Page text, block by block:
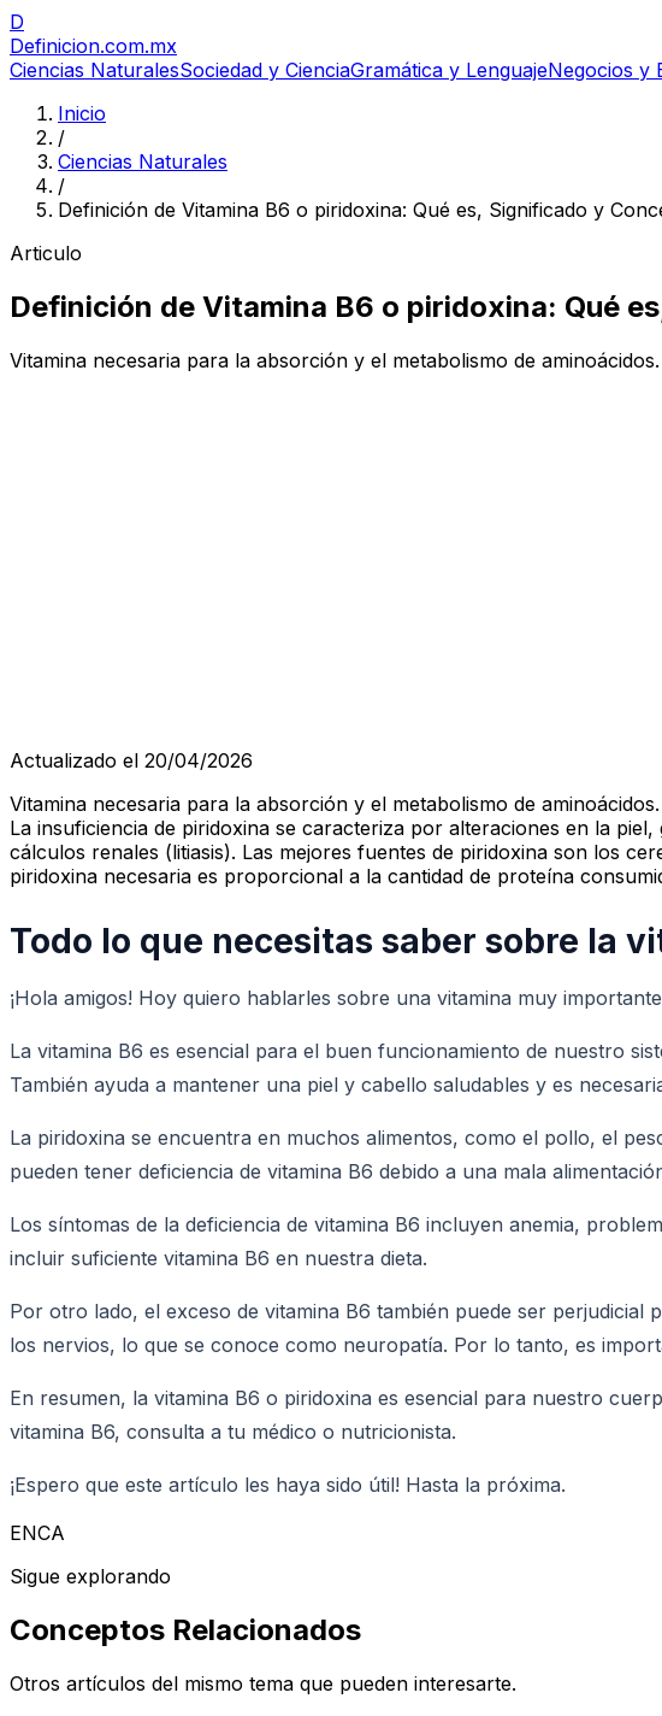
D
Definicion.com.mx
Ciencias NaturalesSociedad y CienciaGramática y LenguajeNegocios y
Inicio
/
Ciencias Naturales
/
Definición de Vitamina B6 o piridoxina: Qué es, Significado y
Articulo
Definición de Vitamina B6 o piridoxina: Qué
Vitamina necesaria para la absorción y el metabolismo de
Actualizado el 20/04/2026
Vitamina necesaria para la absorción y el metabolismo de
La insuficiencia de piridoxina se caracteriza por alteraciones en la
cálculos renales (litiasis). Las mejores fuentes de piridoxina son los
piridoxina necesaria es proporcional a la cantidad de proteína
Todo lo que necesitas saber sobre la
¡Hola amigos! Hoy quiero hablarles sobre una vitamina muy
La vitamina B6 es esencial para el buen funcionamiento de nuestro
También ayuda a mantener una piel y cabello saludables y es
La piridoxina se encuentra en muchos alimentos, como el pollo, el
pueden tener deficiencia de vitamina B6 debido a una mala
Los síntomas de la deficiencia de vitamina B6 incluyen anemia,
incluir suficiente vitamina B6 en nuestra dieta.
Por otro lado, el exceso de vitamina B6 también puede ser perjudicial
los nervios, lo que se conoce como neuropatía. Por lo tanto, es
En resumen, la vitamina B6 o piridoxina es esencial para nuestro
vitamina B6, consulta a tu médico o nutricionista.
¡Espero que este artículo les haya sido útil! Hasta la próxima.
ENCA
Sigue explorando
Conceptos Relacionados
Otros artículos del mismo tema que pueden interesarte.